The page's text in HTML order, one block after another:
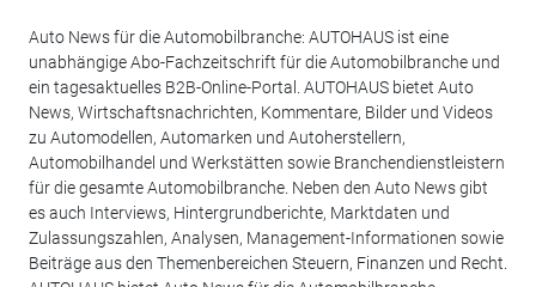
Auto News für die Automobilbranche: AUTOHAUS ist eine
unabhängige Abo-Fachzeitschrift für die Automobilbranche und
ein tagesaktuelles B2B-Online-Portal. AUTOHAUS bietet Auto
News, Wirtschaftsnachrichten, Kommentare, Bilder und Videos
zu Automodellen, Automarken und Autoherstellern,
Automobilhandel und Werkstätten sowie Branchendienstleistern
für die gesamte Automobilbranche. Neben den Auto News gibt
es auch Interviews, Hintergrundberichte, Marktdaten und
Zulassungszahlen, Analysen, Management-Informationen sowie
Beiträge aus den Themenbereichen Steuern, Finanzen und Recht.